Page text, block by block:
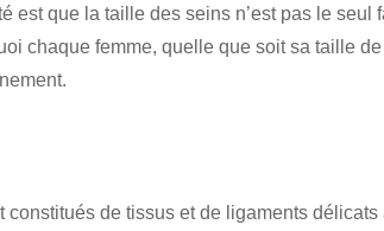
est que la taille des seins n’est pas le seul
chaque femme, quelle que soit sa taille
constitués de tissus et de ligaments